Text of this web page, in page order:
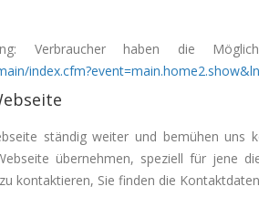
Verbraucher haben die
ständig weiter und bemühen
übernehmen, speziell für jene
kontaktieren, Sie finden die